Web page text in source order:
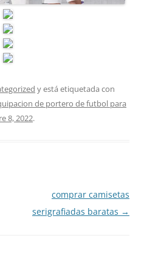
y está etiquetada con
de portero de futbol para
8, 2022.
comprar camisetas
serigrafiadas baratas →